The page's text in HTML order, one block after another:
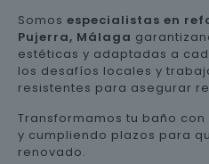
Somos especialistas en
Pujerra, Málaga
estéticas y adaptadas a
los desafíos locales y
resistentes para asegurar
Transformamos tu baño
y cumpliendo plazos para
renovado.